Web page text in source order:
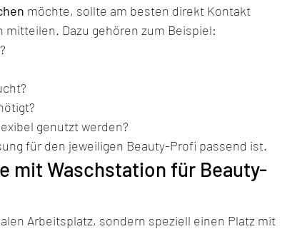
möchte, sollte am besten direkt Kontakt
Dazu gehören zum Beispiel:
genutzt werden?
für den jeweiligen Beauty-Profi passend ist.
mit Waschstation für Beauty-
Arbeitsplatz, sondern speziell einen Platz mit